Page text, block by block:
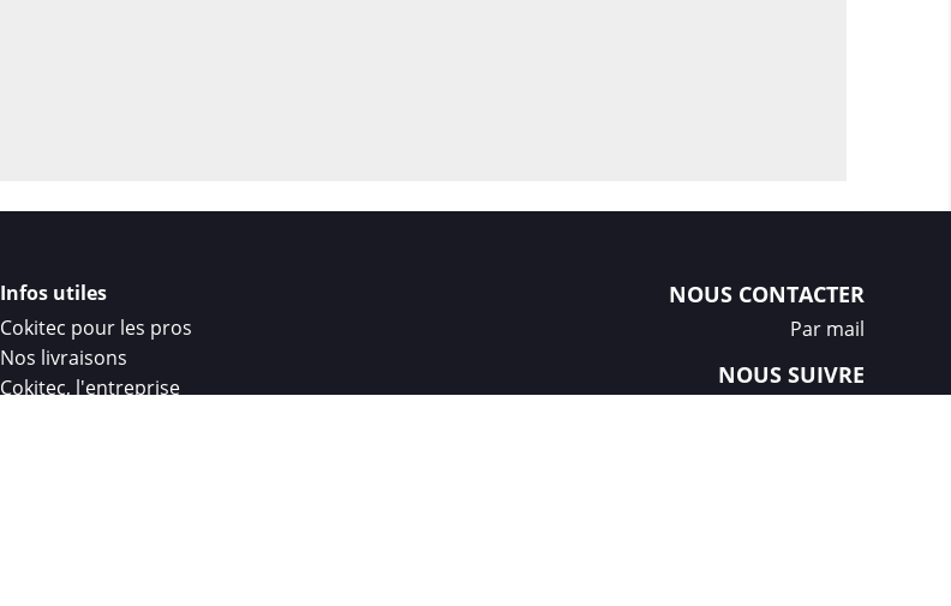
Infos utiles
Cokitec pour les pros
Nos livraisons
Cokitec, l'entreprise
NOUS CONTACTER
Par mail
NOUS SUIVRE